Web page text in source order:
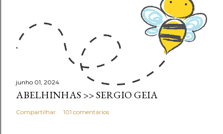
junho 01, 2024
ABELHINHAS >> SERGIO GEIA
Compartilhar 101 comentários